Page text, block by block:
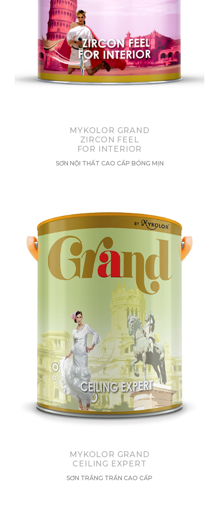
MYKOLOR GRAND
ZIRCON FEEL
FOR INTERIOR
SƠN NỘI THẤT CAO CẤP BÓNG MỊN
MYKOLOR GRAND
CEILING EXPERT
SƠN TRẮNG TRẦN CAO CẤP